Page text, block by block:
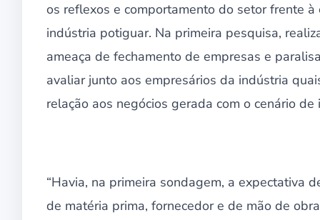
os reflexos e comportamento do setor frente
indústria potiguar. Na primeira pesquisa,
ameaça de fechamento de empresas e
avaliar junto aos empresários da indústria
relação aos negócios gerada com o cenário de
“Havia, na primeira sondagem, a expectativa
de matéria prima, fornecedor e de mão de